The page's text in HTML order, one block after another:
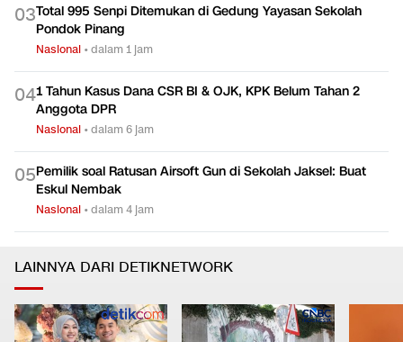
03Total 995 Senpi Ditemukan di Gedung Yayasan Sekolah
Pondok Pinang
Nasional •dalam 1 jam
041 Tahun Kasus Dana CSR BI & OJK, KPK Belum Tahan 2
Anggota DPR
Nasional •dalam 6 jam
05Pemilik soal Ratusan Airsoft Gun di Sekolah Jaksel: Buat
Eskul Nembak
Nasional •dalam 4 jam
LAINNYA DARI DETIKNETWORK